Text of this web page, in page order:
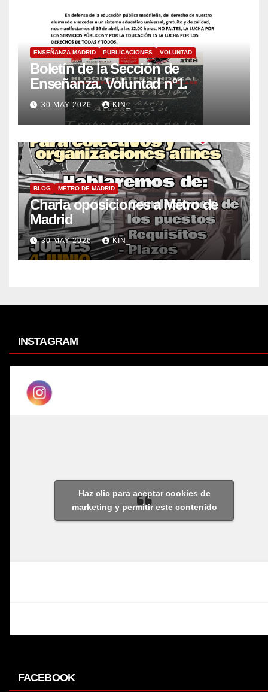
ENSEÑANZA MADRID PUBLICACIONES VOLUNTAD
Boletín de la Sección de
Enseñanza. Voluntad nº1.
30 MAY 2026 KIN_
BLOG METRO DE MADRID
Charla oposiciones a Metro de
Madrid
30 MAY 2026 KIN_
INSTAGRAM
Haz clic para aceptar cookies de
marketing y permitir este contenido
FACEBOOK